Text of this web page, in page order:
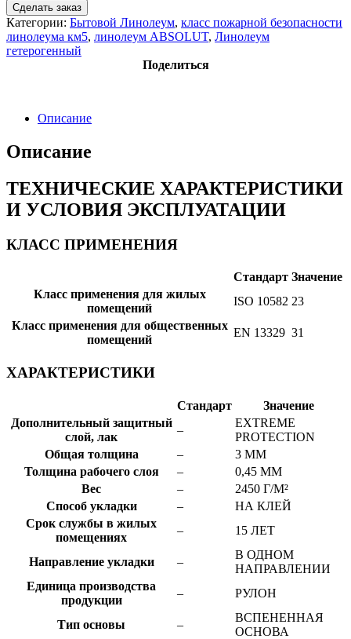
Сделать заказ
Категории: Бытовой Линолеум, класс пожарной безопасности
линолеума км5, линолеум ABSOLUT, Линолеум
гетерогенный
Поделиться
Описание
Описание
ТЕХНИЧЕСКИЕ ХАРАКТЕРИСТИКИ
И УСЛОВИЯ ЭКСПЛУАТАЦИИ
КЛАСС ПРИМЕНЕНИЯ
Стандарт Значение
Класс применения для жилых
помещений
ISO 10582 23
Класс применения для общественных
помещений
EN 13329 31
ХАРАКТЕРИСТИКИ
Стандарт
Значение
Дополнительный защитный
слой, лак
–
EXTREME
PROTECTION
Общая толщина
–
3 ММ
Толщина рабочего слоя
–
0,45 ММ
Вес
–
2450 Г/М²
Способ укладки
–
НА КЛЕЙ
Срок службы в жилых
помещениях
– 15 ЛЕТ
Направление укладки –
В ОДНОМ
НАПРАВЛЕНИИ
Единица производства
продукции
– РУЛОН
Тип основы –
ВСПЕНЕННАЯ
ОСНОВА